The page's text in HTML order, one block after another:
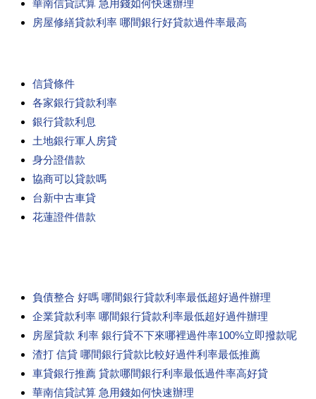
華南信貸試算 急用錢如何快速辦理
房屋修繕貸款利率 哪間銀行好貸款過件率最高
信貸條件
各家銀行貸款利率
銀行貸款利息
土地銀行軍人房貸
身分證借款
協商可以貸款嗎
台新中古車貸
花蓮證件借款
負債整合 好嗎 哪間銀行貸款利率最低超好過件辦理
企業貸款利率 哪間銀行貸款利率最低超好過件辦理
房屋貸款 利率 銀行貸不下來哪裡過件率100%立即撥款呢
渣打 信貸 哪間銀行貸款比較好過件利率最低推薦
車貸銀行推薦 貸款哪間銀行利率最低過件率高好貸
華南信貸試算 急用錢如何快速辦理